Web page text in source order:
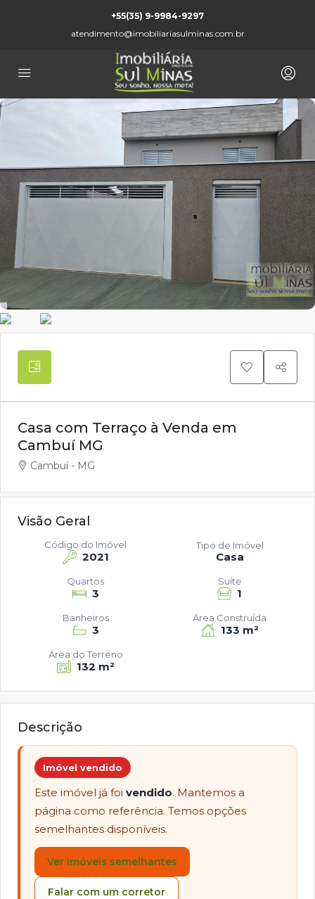
+55(35) 9-9984-9297
atendimento@imobiliariasulminas.com.br
Casa com Terraço à Venda em
Cambuí MG
Cambuí - MG
Visão Geral
2021
Código do Imóvel
Casa
Tipo de Imóvel
3
Quartos
1
Suíte
3
Banheiros
133 m²
Área Construída
132 m²
Área do Terreno
Descrição
Imóvel vendido
Este imóvel já foi vendido. Mantemos a
página como referência. Temos opções
semelhantes disponíveis.
Ver imóveis semelhantes
Falar com um corretor